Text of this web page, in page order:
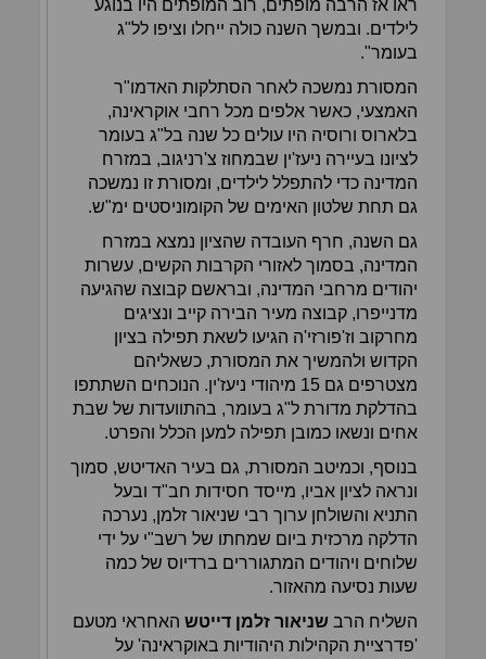
ראו אז הרבה מופתים, רוב המופתים היו בנוגע
לילדים. ובמשך השנה כולה ייחלו וציפו לל"ג
בעומר".
המסורת נמשכה לאחר הסתלקות האדמו"ר
האמצעי, כאשר אלפים מכל רחבי אוקראינה,
בלארוס ורוסיה היו עולים כל שנה בל"ג בעומר
לציונו בעיירה ניעז'ין שבמחוז צ'רניגוב, במזרח
המדינה כדי להתפלל לילדים, ומסורת זו נמשכה
גם תחת שלטון האימים של הקומוניסטים ימ"ש.
גם השנה, חרף העובדה שהציון נמצא במזרח
המדינה, בסמוך לאזורי הקרבות הקשים, עשרות
יהודים מרחבי המדינה, ובראשם קבוצה שהגיעה
מדנייפרו, קבוצה מעיר הבירה קייב ונציגים
מחרקוב וז'פורזי'ה הגיעו לשאת תפילה בציון
הקדוש ולהמשיך את המסורת, כשאליהם
מצטרפים גם 15 מיהודי ניעז'ין. הנוכחים השתתפו
בהדלקת מדורת ל"ג בעומר, בהתוועדות של שבת
אחים ונשאו כמובן תפילה למען הכלל והפרט.
בנוסף, וכמיטב המסורת, גם בעיר האדיטש, סמוך
ונראה לציון אביו, מייסד חסידות חב"ד ובעל
התניא והשולחן ערוך רבי שניאור זלמן, נערכה
הדלקה מרכזית ביום שמחתו של רשב"י על ידי
שלוחים ויהודים המתגוררים ברדיוס של כמה
שעות נסיעה מהאזור.
השליח הרבשניאור זלמן דייטש האחראי מטעם
'פדרציית הקהילות היהודיות באוקראינה' על